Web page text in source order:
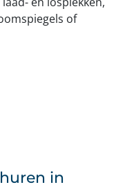
of
in